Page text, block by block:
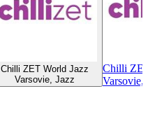
Chilli ZET World Jazz
Varsovie, Jazz
Chilli